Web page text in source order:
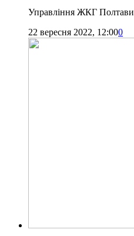
Управління ЖКГ Полтави
22 вересня 2022, 12:000